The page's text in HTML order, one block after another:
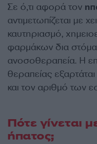
Σε ό,τι αφορά τον
αντιμετωπίζεται με
καυτηριασμό,
φαρμάκων δια
ανοσοθεραπεία. Η
θεραπείας
και τον αριθμό των
Πότε γίνεται
ήπατος;